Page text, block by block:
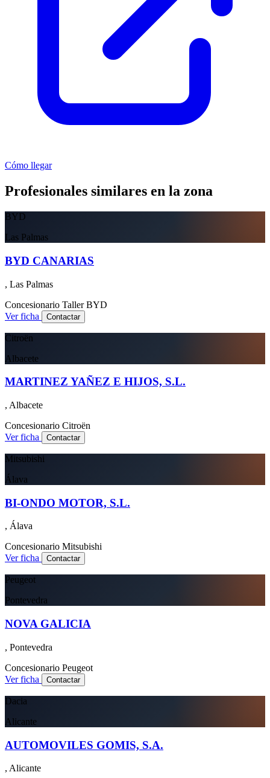
Cómo llegar
Profesionales similares en la zona
BYD
Las Palmas
BYD CANARIAS
, Las Palmas
Concesionario Taller BYD
Ver ficha
Contactar
Citroën
Albacete
MARTINEZ YAÑEZ E HIJOS, S.L.
, Albacete
Concesionario Citroën
Ver ficha
Contactar
Mitsubishi
Álava
BI-ONDO MOTOR, S.L.
, Álava
Concesionario Mitsubishi
Ver ficha
Contactar
Peugeot
Pontevedra
NOVA GALICIA
, Pontevedra
Concesionario Peugeot
Ver ficha
Contactar
Dacia
Alicante
AUTOMOVILES GOMIS, S.A.
, Alicante